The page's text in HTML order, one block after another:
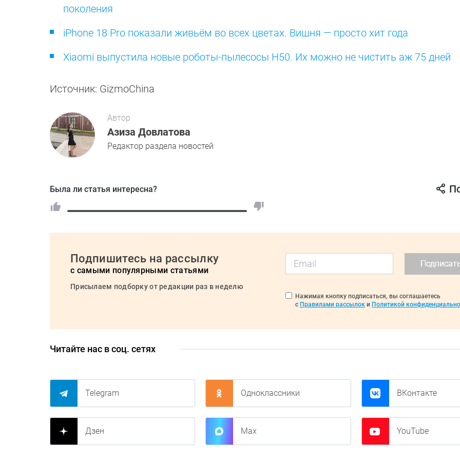
поколения
iPhone 18 Pro показали живьём во всех цветах. Вишня — просто хит года
Xiaomi выпустила новые роботы-пылесосы H50. Их можно не чистить аж 75 дней
Источник: GizmoChina
Автор
Азиза Довлатова
Редактор раздела новостей
Была ли статья интересна?
Подпишитесь на рассылку
с самыми популярными статьями
Присылаем подборку от редакции раз в неделю
Нажимая кнопку подписаться, вы соглашаетесь
с Правилами рассылок и Политикой
Читайте нас в соц. сетях
Telegram Одноклассники ВКонтакте
Дзен Max YouTube